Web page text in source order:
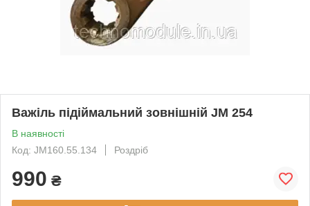
Важіль підіймальний зовнішній JM 254
В наявності
Код: JM160.55.134
Роздріб
990 ₴